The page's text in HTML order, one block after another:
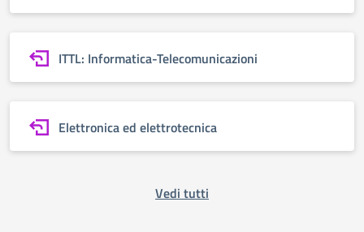
ITTL: Informatica-Telecomunicazioni
Elettronica ed elettrotecnica
Vedi tutti